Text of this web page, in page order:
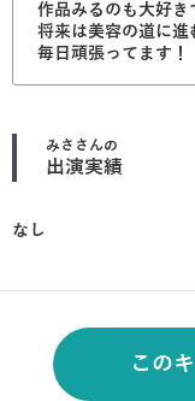
作品みるのも大好き
将来は美容の道に進
毎日頑張ってます！
みさ さんの
出演実績
なし
この